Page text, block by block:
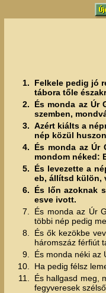
1.
Felkele pedig jó
tábora tőle
2.
És monda az Úr
szemben,
3. Azért kiálts a
nép közül
4.
És monda az Úr
mondom néked:
5.
És levezette a
eb, állítsd külön,
6.
És lőn azoknak
esve ivott.
7.
És monda az Úr
többi nép pedig
8.
És ők kezökbe
háromszáz férfiút
9.
És monda néki az
10.
Ha pedig félsz
11.
És hallgasd meg,
fegyveresek